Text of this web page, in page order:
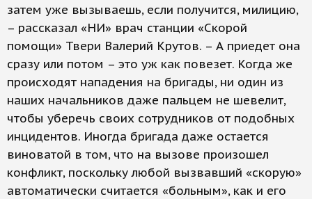
затем уже вызываешь, если получится, милицию,
– рассказал «НИ» врач станции «Скорой
помощи» Твери Валерий Крутов. – А приедет она
сразу или потом – это уж как повезет. Когда же
происходят нападения на бригады, ни один из
наших начальников даже пальцем не шевелит,
чтобы уберечь своих сотрудников от подобных
инцидентов. Иногда бригада даже остается
виноватой в том, что на вызове произошел
конфликт, поскольку любой вызвавший «скорую»
автоматически считается «больным», как и его